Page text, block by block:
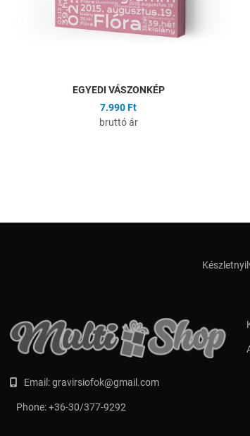
EGYEDI VÁSZONKÉP
7.990 Ft
bruttó ár
Email:gravirsiofok@gmail.com
Phone:+36-30/377-9292